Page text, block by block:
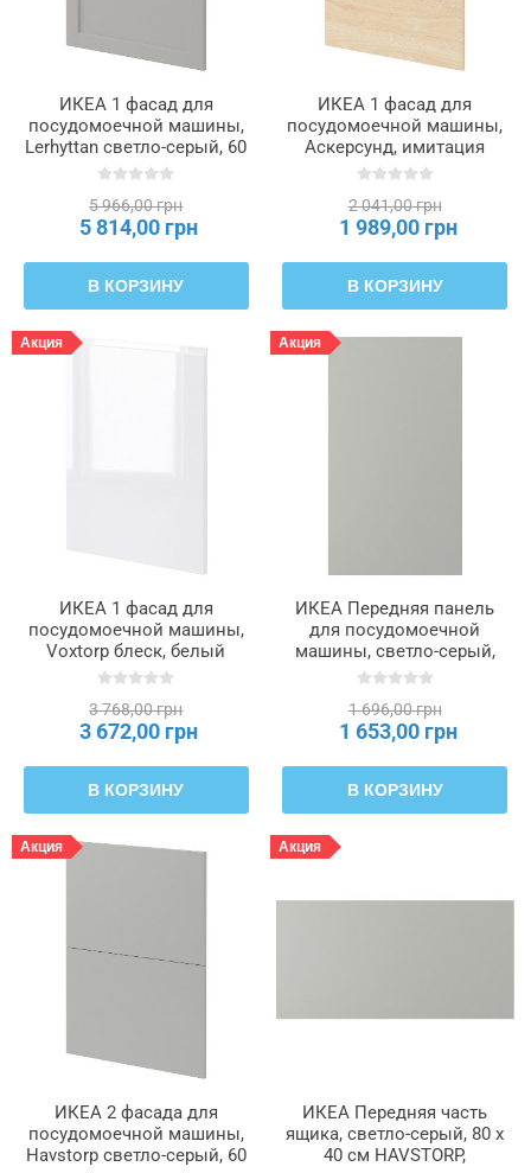
ИКЕА 1 фасад для
посудомоечной машины,
Lerhyttan светло-серый, 60
см METOD МЕТОД,
5 966,00 грн
5 814,00 грн
В КОРЗИНУ
ИКЕА 1 фасад для
посудомоечной машины,
Аскерсунд, имитация
светлого ясеня, 60 см
2 041,00 грн
1 989,00 грн
В КОРЗИНУ
Акция
ИКЕА 1 фасад для
посудомоечной машины,
Voxtorp блеск, белый
цвет, 60 см METOD
3 768,00 грн
3 672,00 грн
В КОРЗИНУ
Акция
ИКЕА Передняя панель
для посудомоечной
машины, светло-серый,
45x80 см HAVSTORP,
1 696,00 грн
1 653,00 грн
В КОРЗИНУ
Акция
ИКЕА 2 фасада для
посудомоечной машины,
Havstorp светло-серый, 60
Акция
ИКЕА Передняя часть
ящика, светло-серый, 80 x
40 см HAVSTORP,